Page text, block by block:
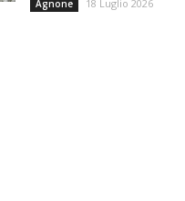
Agnone 18 Luglio 2026